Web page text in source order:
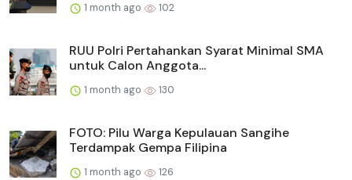
1 month ago 102
RUU Polri Pertahankan Syarat Minimal SMA
untuk Calon Anggota...
1 month ago 130
FOTO: Pilu Warga Kepulauan Sangihe
Terdampak Gempa Filipina
1 month ago 126